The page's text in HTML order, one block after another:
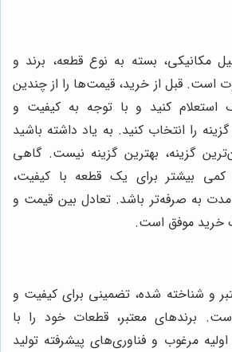
مکانیکی، بسته به نوع قطعه، برند و
است. قبل از خرید، قیمت‌ها را از چندین
استعلام کنید و با توجه به کیفیت و
گزینه را انتخاب کنید. به یاد داشته باشید
گزینه، بهترین گزینه نیست. گاهی
کمی بیشتر برای یک قطعه با کیفیت،
به صرفه‌تر باشد. تعادل بین قیمت و
خرید موفق است.
و شناخته شده، تضمینی برای کیفیت و
برندهای معتبر، قطعات خود را با
اولیه مرغوب و فناوری‌های پیشرفته تولید